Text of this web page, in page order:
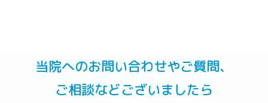
当院へのお問い合わせやご質問、
ご相談などございましたら